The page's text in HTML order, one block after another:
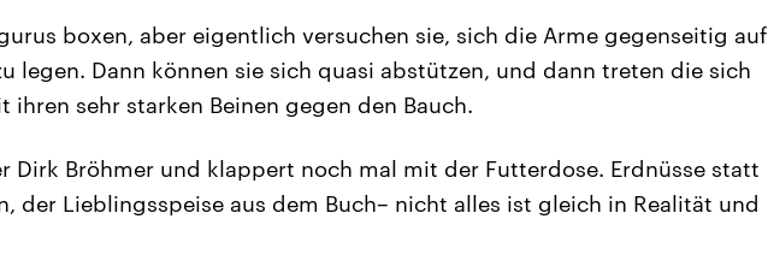
boxen, aber eigentlich versuchen sie, sich die Arme gegenseitig auf
legen. Dann können sie sich quasi abstützen, und dann treten die sich
ihren sehr starken Beinen gegen den Bauch.
Dirk Bröhmer und klappert noch mal mit der Futterdose. Erdnüsse statt
der Lieblingsspeise aus dem Buch– nicht alles ist gleich in Realität und